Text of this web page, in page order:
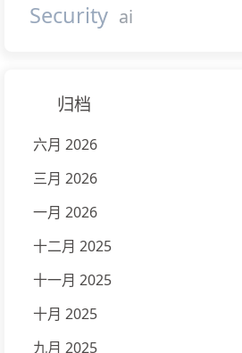
Security ai
归档
六月 2026
三月 2026
一月 2026
十二月 2025
十一月 2025
十月 2025
九月 2025